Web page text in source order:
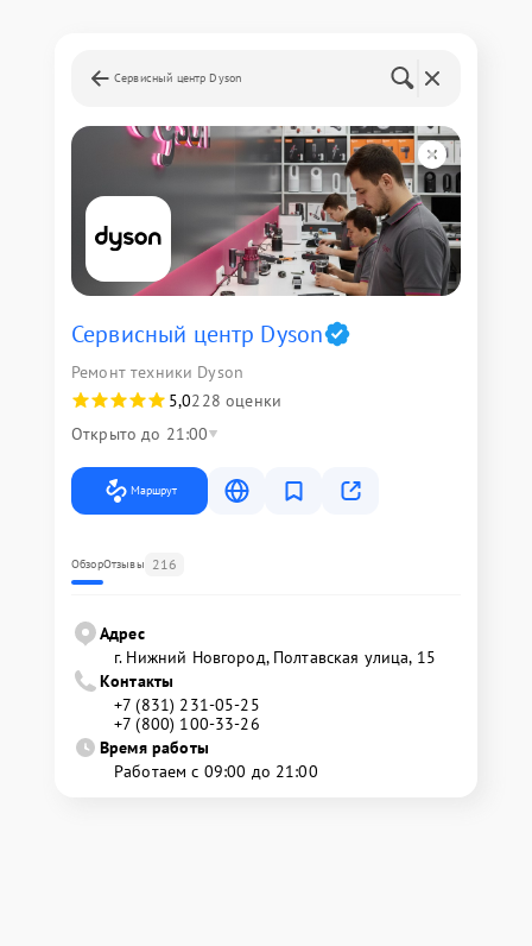
Сервисный центр Dyson
Сервисный центр Dyson
Ремонт техники Dyson
5,0228 оценки
Открыто до 21:00
Маршрут
ОбзорОтзывы 216
Адрес
г. Нижний Новгород, Полтавская улица, 15
Контакты
+7 (831) 231-05-25
+7 (800) 100-33-26
Время работы
Работаем с 09:00 до 21:00